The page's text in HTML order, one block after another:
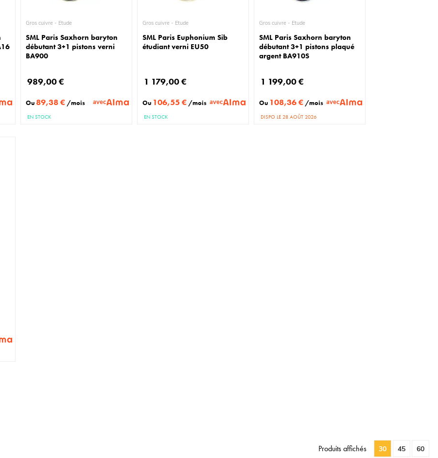
Gros cuivre - Etude
SML Paris Saxhorn baryton
débutant 3+1 pistons verni
BA900
989,00 €
Ou 89,38 € /mois avec
EN STOCK
Gros cuivre - Etude
SML Paris Euphonium Sib
étudiant verni EU50
1 179,00 €
Ou 106,55 € /mois avec
EN STOCK
Gros cuivre - Etude
SML Paris Saxhorn baryton
débutant 3+1 pistons plaqué
argent BA910S
1 199,00 €
Ou 108,36 € /mois avec
DISPO LE 28 AOÛT 2026
Produits affichés 30 45 60